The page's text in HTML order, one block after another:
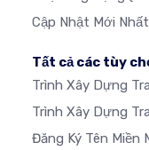
Cập Nhật Mới Nhất
Tất cả các tùy
Trình Xây Dựng
Trình Xây Dựng
Đăng Ký Tên Miền